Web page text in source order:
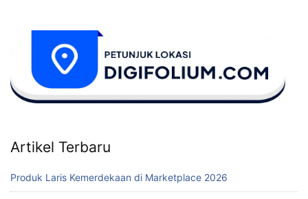
Artikel Terbaru
Produk Laris Kemerdekaan di Marketplace 2026